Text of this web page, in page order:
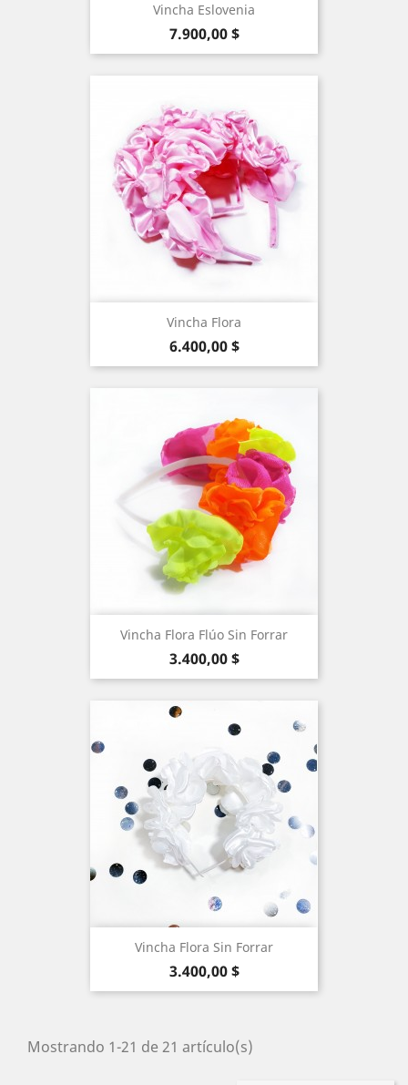
Vincha Eslovenia
Precio
7.900,00 $
Vincha Flora
Precio
6.400,00 $
Vincha Flora Flúo Sin Forrar
Precio
3.400,00 $
Vincha Flora Sin Forrar
Precio
3.400,00 $
Mostrando 1-21 de 21 artículo(s)